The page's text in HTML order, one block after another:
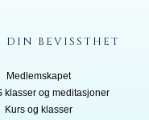
DIN BEVISSTHET
Medlemskapet
klasser og meditasjoner
Kurs og klasser